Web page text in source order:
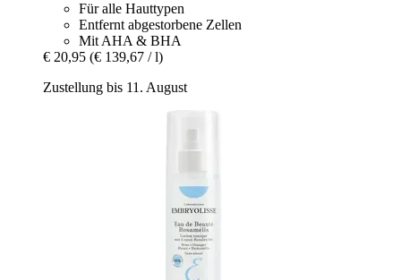
Für alle Hauttypen
Entfernt abgestorbene Zellen
Mit AHA & BHA
€ 20,95 (€ 139,67 / l)
Zustellung bis 11. August